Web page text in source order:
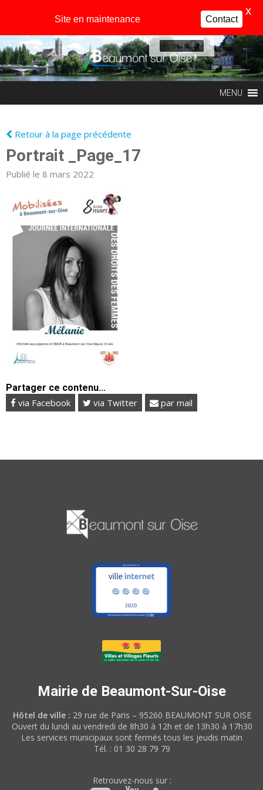
Profil
MENU
Retour à la page précédente
Portrait _Page_17
Publié le 8 mars 2022
Partager ce contenu...
via Facebook via Twitter par mail
Mairie de Beaumont-Sur-Oise
Hôtel de ville : 29 rue de Paris – 95260 BEAUMONT SUR OISE
Ouvert du lundi au vendredi de 8h30 à 12h et de 13h30 à 17h30
Les services municipaux sont fermés tous les jeudis matin
Tél. : 01 30 28 79 79
Retrouvez-nous sur :
Site en maintenance Contact
X